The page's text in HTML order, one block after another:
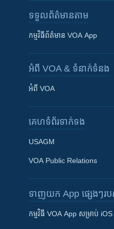
Khmer English
ទទួល​ព័ត៌មាន​តាម
កម្មវិធី​ព័ត៌មាន VOA App
អំពី​ VOA & ទំនាក់ទំនង
អំពី​ VOA
គេហទំព័រ​​ទាក់ទង
USAGM
VOA Public Relations
ទាញយក​ App ផ្សេងៗ​រ
កម្មវិធី​ VOA App សម្រាប់